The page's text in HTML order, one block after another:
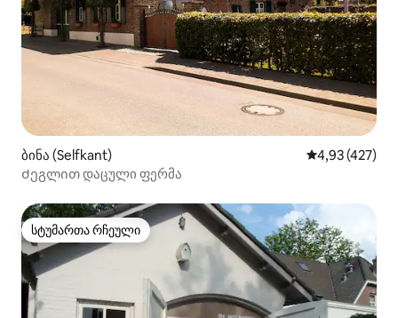
ბინა (Selfkant) საშუალო
4,93 (427)
Ძეგლით დაცული ფერმა
სტუმართა რჩეული
სტუმართა რჩეული